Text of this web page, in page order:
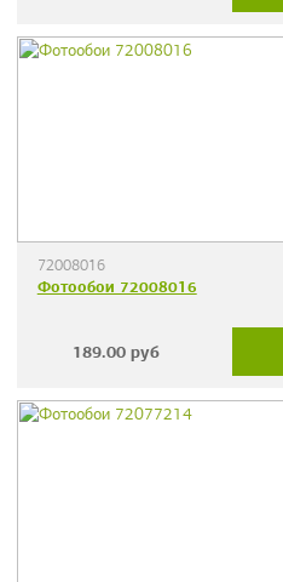
72008016
Фотообои 72008016
189.00 руб